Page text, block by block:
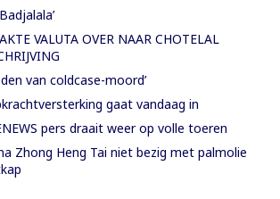
VALUTA OVER NAAR CHOTELAL
van coldcase-moord’
gaat vandaag in
pers draait weer op volle toeren
Zhong Heng Tai niet bezig met palmolie